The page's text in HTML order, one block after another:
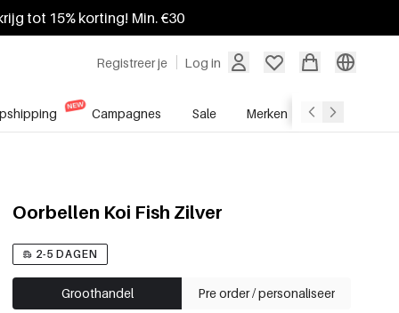
tot 15% korting! Min. €30
Registreer je Log in
Campagnes Sale Merken
Oorbellen Koi Fish Zilver
2-5 DAGEN
Groothandel Pre order / personaliseer